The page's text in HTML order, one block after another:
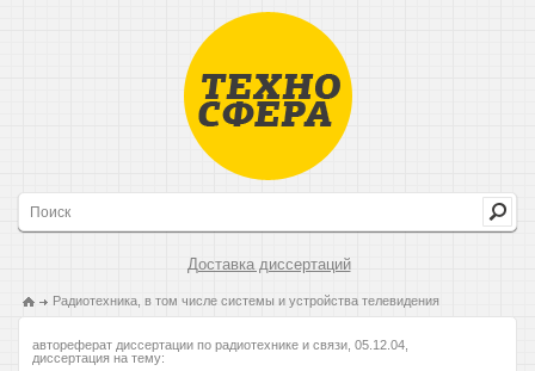
Доставка диссертаций
Радиотехника, в том числе системы и устройства телевидения
автореферат диссертации по радиотехнике и связи, 05.12.04,
диссертация на тему: